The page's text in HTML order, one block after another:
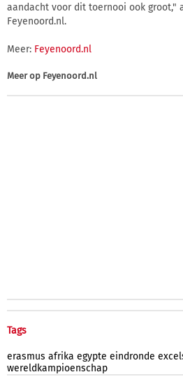
aandacht voor dit toernooi ook groot,"
Feyenoord.nl.
Meer: Feyenoord.nl
Meer op Feyenoord.nl
Tags
erasmus afrika egypte eindronde
wereldkampioenschap